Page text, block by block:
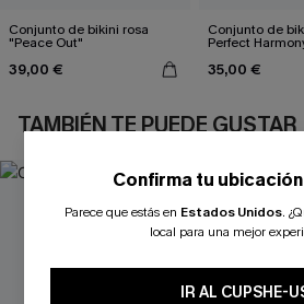
Conjunto de bikini rosa
"Peace Out"
39,00 €
Conjunto de
Perfect
35,00 €
TAMBIÉN TE PUEDE GUSTAR
Confirma tu
Parece que estás en Estados Unidos.
local para una mejor
IR AL CUPSHE-